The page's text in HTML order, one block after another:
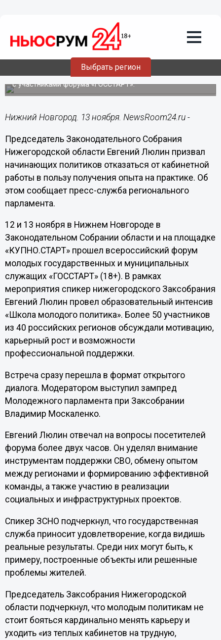
Выбрать регион
Люлин призвал молодых политиков к
отказу от «теплых кабинетов» в пользу
практики
Спикер Заксобрания Нижегородской области встретился
с участниками форума «ГОССТАРТ».
Нижний Новгород. 13 ноября. NewsRoom24.ru -
Председатель Законодательного Собрания
Нижегородской области Евгений Люлин призвал
начинающих политиков отказаться от кабинетной
работы в пользу получения опыта на практике. Об
этом сообщает пресс-служба регионального
парламента.
12 и 13 ноября в Нижнем Новгороде в
Законодательном Собрании области и на площадке
«КУПНО.СТАРТ» прошел всероссийский форум
молодых государственных и муниципальных
служащих «ГОССТАРТ» (18+). В рамках
мероприятия спикер нижегородского Заксобрания
Евгений Люлин провел образовательный интенсив
«Школа молодого политика». Более 50 участников
из 40 российских регионов обсуждали мотивацию,
карьерный рост и возможности
профессиональной поддержки.
Встреча сразу перешла в формат открытого
диалога. Модератором выступил зампред
Молодежного парламента при Заксобрании
Владимир Москаленко.
Евгений Люлин отвечал на вопросы посетителей
форума более двух часов. Он уделял внимание
инструментам поддержки СВО, обмену опытом
между регионами и формированию эффективной
команды, а также участию в реализации
социальных и инфраструктурных проектов.
Спикер ЗСНО подчеркнул, что государственная
служба приносит удовлетворение, когда видишь
реальные результаты. Среди них могут быть, к
примеру, построенные объекты или решенные
проблемы жителей.
Председатель Заксобрания Нижегородской
области подчеркнул, что молодым политикам не
стоит бояться кардинально менять карьеру и
уходить «из теплых кабинетов на трудную,